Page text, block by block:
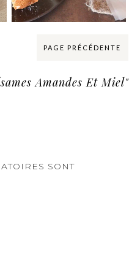
PAGE PRÉCÉDENTE
Amandes Et Miel"
SONT